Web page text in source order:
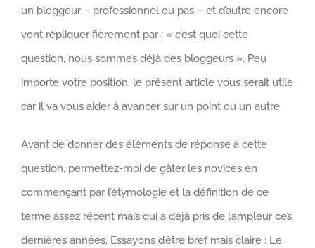
un bloggeur – professionnel ou pas – et d’autre encore
vont répliquer fièrement par : « c’est quoi cette
question, nous sommes déjà des bloggeurs ». Peu
importe votre position, le présent article vous serait utile
car il va vous aider à avancer sur un point ou un autre.
Avant de donner des éléments de réponse à cette
question, permettez-moi de gâter les novices en
commençant par l’étymologie et la définition de ce
terme assez récent mais qui a déjà pris de l’ampleur ces
dernières années. Essayons d’être bref mais claire : Le